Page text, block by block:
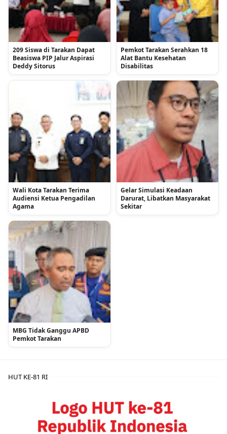
209 Siswa di Tarakan Dapat
Beasiswa PIP Jalur Aspirasi
Deddy Sitorus
Pemkot Tarakan Serahkan 18
Alat Bantu Kesehatan
Disabilitas
Wali Kota Tarakan Terima
Audiensi Ketua Pengadilan
Agama
Gelar Simulasi Keadaan
Darurat, Libatkan Masyarakat
Sekitar
MBG Tidak Ganggu APBD
Pemkot Tarakan
HUT KE-81 RI